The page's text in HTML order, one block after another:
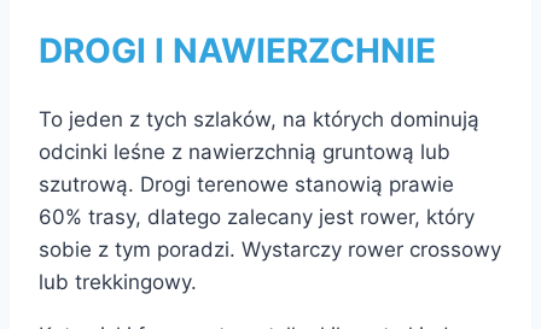
DROGI I NAWIERZCHNIE
To jeden z tych szlaków, na których dominują
odcinki leśne z nawierzchnią gruntową lub
szutrową. Drogi terenowe stanowią prawie
60% trasy, dlatego zalecany jest rower, który
sobie z tym poradzi. Wystarczy rower crossowy
lub trekkingowy.